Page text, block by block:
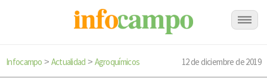
Infocampo > Actualidad > Agroquímicos 12 de diciembre de 2019